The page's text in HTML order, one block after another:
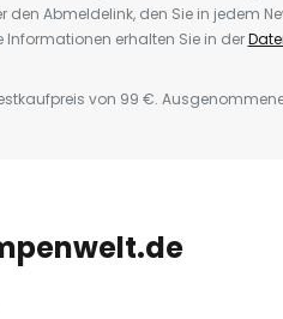
Abmeldelink, den Sie in jedem
Informationen erhalten Sie in der
von 99 €.